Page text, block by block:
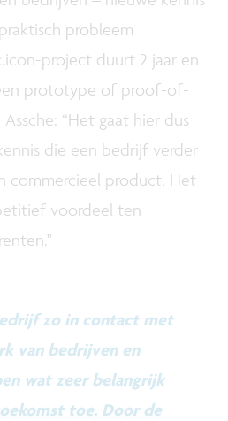
probleem
project duurt 2 jaar en
prototype of proof-of-
“Het gaat hier dus
die een bedrijf verder
commercieel product. Het
voordeel ten
zo in contact met
van bedrijven en
wat zeer belangrijk
toe. Door de